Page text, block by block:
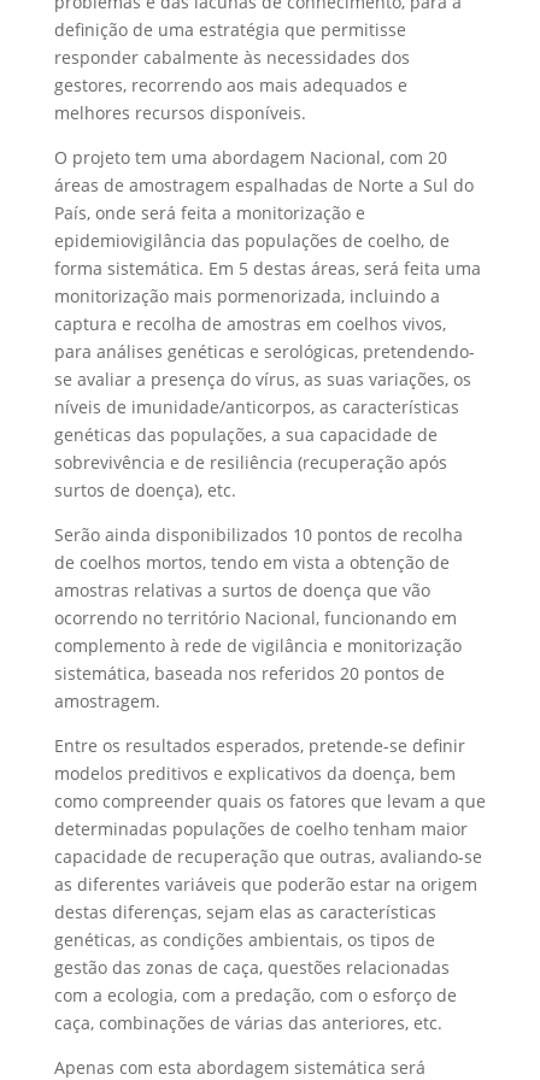
definição de uma estratégia que permitisse
responder cabalmente às necessidades dos
gestores, recorrendo aos mais adequados e
melhores recursos disponíveis.
O projeto tem uma abordagem Nacional, com 20
áreas de amostragem espalhadas de Norte a Sul do
País, onde será feita a monitorização e
epidemiovigilância das populações de coelho, de
forma sistemática. Em 5 destas áreas, será feita uma
monitorização mais pormenorizada, incluindo a
captura e recolha de amostras em coelhos vivos,
para análises genéticas e serológicas, pretendendo-
se avaliar a presença do vírus, as suas variações, os
níveis de imunidade/anticorpos, as características
genéticas das populações, a sua capacidade de
sobrevivência e de resiliência (recuperação após
surtos de doença), etc.
Serão ainda disponibilizados 10 pontos de recolha
de coelhos mortos, tendo em vista a obtenção de
amostras relativas a surtos de doença que vão
ocorrendo no território Nacional, funcionando em
complemento à rede de vigilância e monitorização
sistemática, baseada nos referidos 20 pontos de
amostragem.
Entre os resultados esperados, pretende-se definir
modelos preditivos e explicativos da doença, bem
como compreender quais os fatores que levam a que
determinadas populações de coelho tenham maior
capacidade de recuperação que outras, avaliando-se
as diferentes variáveis que poderão estar na origem
destas diferenças, sejam elas as características
genéticas, as condições ambientais, os tipos de
gestão das zonas de caça, questões relacionadas
com a ecologia, com a predação, com o esforço de
caça, combinações de várias das anteriores, etc.
Apenas com esta abordagem sistemática será